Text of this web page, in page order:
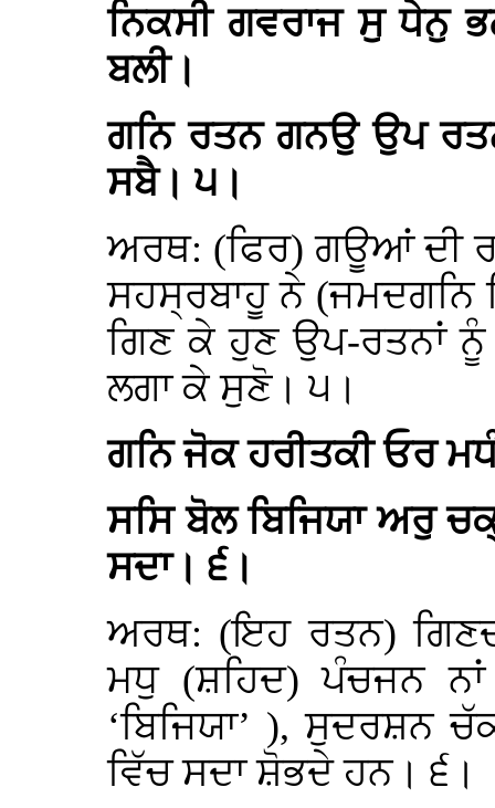
ਨਿਕਸੀ ਗਵਰਾਜ ਸੁ ਧੇਨੁ
ਬਲੀ।
ਗਨਿ ਰਤਨ ਗਨਉ ਉਪ
ਸਬੈ। ੫।
ਅਰਥ: (ਫਿਰ) ਗਊਆਂ ਦੀ
ਸਹਸ੍ਰਬਾਹੂ ਨੇ (ਜਮਦਗਨਿ
ਗਿਣ ਕੇ ਹੁਣ ਉਪ-ਰਤਨਾਂ ਨੂੰ
ਲਗਾ ਕੇ ਸੁਣੋ। ੫।
ਗਨਿ ਜੋਕ ਹਰੀਤਕੀ ਓਰ
ਸਸਿ ਬੋਲ ਬਿਜਿਯਾ ਅਰੁ
ਸਦਾ। ੬।
ਅਰਥ: (ਇਹ ਰਤਨ)
ਮਧੁ (ਸ਼ਹਿਦ) ਪੰਚਜਨ
‘ਬਿਜਿਯਾ’ ), ਸੁਦਰਸ਼ਨ
ਵਿੱਚ ਸਦਾ ਸ਼ੋਭਦੇ ਹਨ। ੬।